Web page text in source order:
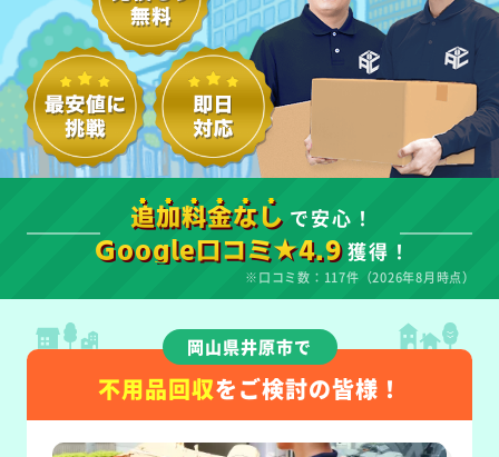
追加料金なし で安心！
Google口コミ★4.9 獲得！
※口コミ数：117件（2026年8月時点）
岡山県井原市で
不用品回収をご検討の皆様！